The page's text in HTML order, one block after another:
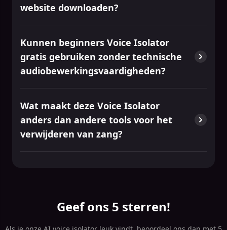
website downloaden?
Kunnen beginners Voice Isolator
gratis gebruiken zonder technische
audiobewerkingsvaardigheden?
Wat maakt deze Voice Isolator
anders dan andere tools voor het
verwijderen van zang?
Geef ons 5 sterren!